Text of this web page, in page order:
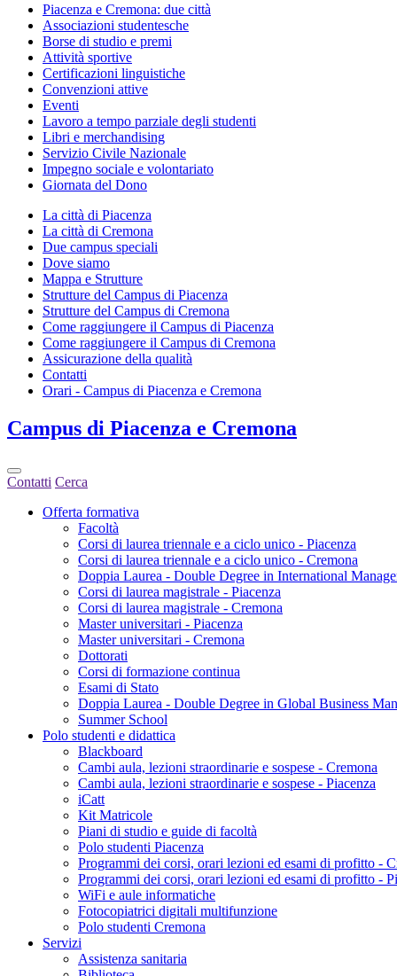
Piacenza e Cremona: due città
Associazioni studentesche
Borse di studio e premi
Attività sportive
Certificazioni linguistiche
Convenzioni attive
Eventi
Lavoro a tempo parziale degli studenti
Libri e merchandising
Servizio Civile Nazionale
Impegno sociale e volontariato
Giornata del Dono
La città di Piacenza
La città di Cremona
Due campus speciali
Dove siamo
Mappa e Strutture
Strutture del Campus di Piacenza
Strutture del Campus di Cremona
Come raggiungere il Campus di Piacenza
Come raggiungere il Campus di Cremona
Assicurazione della qualità
Contatti
Orari - Campus di Piacenza e Cremona
Campus di Piacenza e Cremona
Contatti Cerca
Offerta formativa
Facoltà
Corsi di laurea triennale e a ciclo unico - Piacenza
Corsi di laurea triennale e a ciclo unico - Cremona
Doppia Laurea - Double Degree in International
Corsi di laurea magistrale - Piacenza
Corsi di laurea magistrale - Cremona
Master universitari - Piacenza
Master universitari - Cremona
Dottorati
Corsi di formazione continua
Esami di Stato
Doppia Laurea - Double Degree in Global Business
Summer School
Polo studenti e didattica
Blackboard
Cambi aula, lezioni straordinarie e sospese - Cremona
Cambi aula, lezioni straordinarie e sospese - Piacenza
iCatt
Kit Matricole
Piani di studio e guide di facoltà
Polo studenti Piacenza
Programmi dei corsi, orari lezioni ed esami di profitto -
Programmi dei corsi, orari lezioni ed esami di profitto -
WiFi e aule informatiche
Fotocopiatrici digitali multifunzione
Polo studenti Cremona
Servizi
Assistenza sanitaria